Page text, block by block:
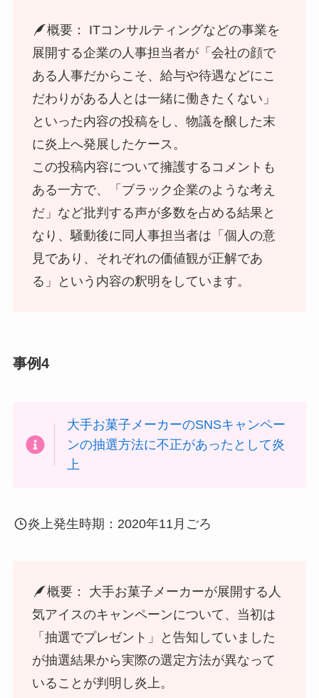
概要： ITコンサルティングなどの事業を
展開する企業の人事担当者が「会社の顔で
ある人事だからこそ、給与や待遇などにこ
だわりがある人とは一緒に働きたくない」
といった内容の投稿をし、物議を醸した末
に炎上へ発展したケース。
この投稿内容について擁護するコメントも
ある一方で、「ブラック企業のような考え
だ」など批判する声が多数を占める結果と
なり、騒動後に同人事担当者は「個人の意
見であり、それぞれの価値観が正解であ
る」という内容の釈明をしています。
事例4
大手お菓子メーカーのSNSキャンペー
ンの抽選方法に不正があったとして炎
上
炎上発生時期：2020年11月ごろ
概要： 大手お菓子メーカーが展開する人
気アイスのキャンペーンについて、当初は
「抽選でプレゼント」と告知していました
が抽選結果から実際の選定方法が異なって
いることが判明し炎上。